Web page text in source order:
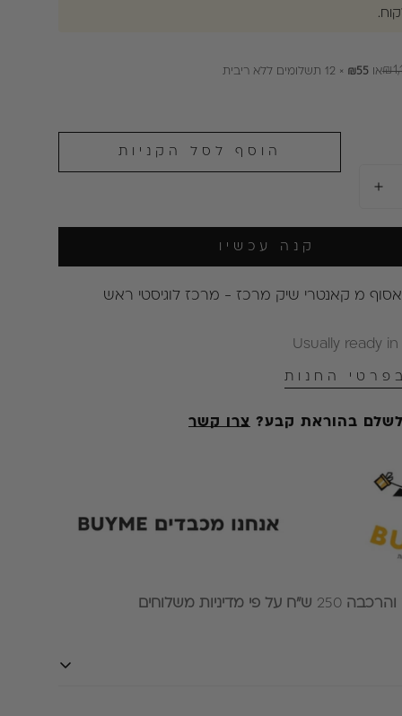
או ₪55 × 12 תשלומים ללא ריבית
הוסף לסל הקניות
קנה עכשיו
מ קאנטרי שיק מרכז - מרכז לוגיסטי ראש
Usually ready in
החנות
לשלם בהוראת קבע? צרו קשר
והרכבה 250 ש״ח על פי מדיניות משלוחים